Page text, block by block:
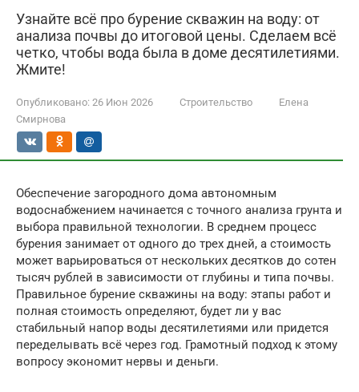
Узнайте всё про бурение скважин на воду: от
анализа почвы до итоговой цены. Сделаем всё
четко, чтобы вода была в доме десятилетиями.
Жмите!
Опубликовано: 26 Июн 2026 Строительство
Елена
Смирнова
Обеспечение загородного дома автономным
водоснабжением начинается с точного анализа грунта и
выбора правильной технологии. В среднем процесс
бурения занимает от одного до трех дней, а стоимость
может варьироваться от нескольких десятков до сотен
тысяч рублей в зависимости от глубины и типа почвы.
Правильное бурение скважины на воду: этапы работ и
полная стоимость определяют, будет ли у вас
стабильный напор воды десятилетиями или придется
переделывать всё через год. Грамотный подход к этому
вопросу экономит нервы и деньги.